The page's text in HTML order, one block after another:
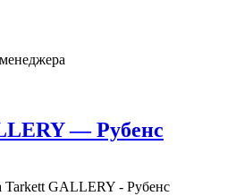
— Рубенс
Tarkett GALLERY - Рубенс